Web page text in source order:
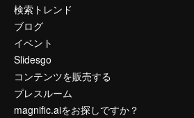
検索トレンド
ブログ
イベント
Slidesgo
コンテンツを販売する
プレスルーム
magnific.aiをお探しですか？